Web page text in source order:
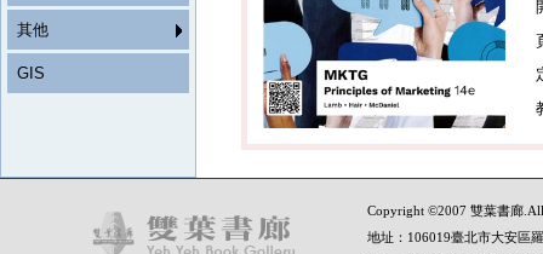
其他
GIS
Copyright ©2007 雙葉書廊.All
地址：106019臺北市大安區